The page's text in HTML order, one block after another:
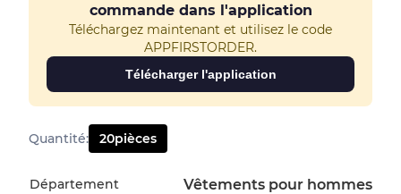
commande dans l'application
Téléchargez maintenant et utilisez le code
APPFIRSTORDER.
Télécharger l'application
Quantité: 20pièces
Département Vêtements pour hommes